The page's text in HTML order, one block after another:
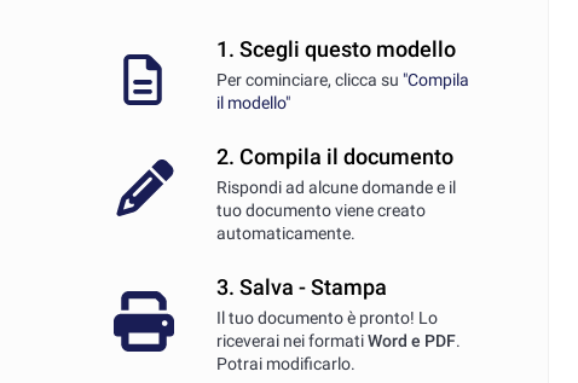
1. Scegli questo modello
Per cominciare, clicca su "Compila
il modello"
2. Compila il documento
Rispondi ad alcune domande e il
tuo documento viene creato
automaticamente.
3. Salva - Stampa
Il tuo documento è pronto! Lo
riceverai nei formatiWord e PDF.
Potrai modificarlo.